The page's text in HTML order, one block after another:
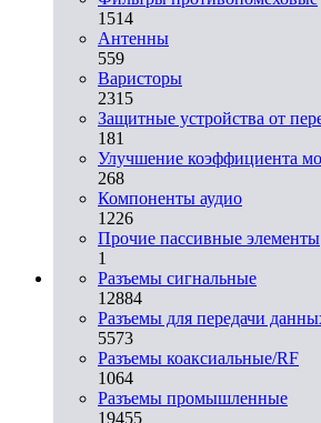
1514
Антенны
559
Варисторы
2315
Защитные устройства от
181
Улучшение коэффициента
268
Компоненты аудио
1226
Прочие пассивные элементы
1
Разъeмы сигнальные
12884
Разъeмы для передачи
5573
Разъeмы коаксиальные/RF
1064
Разъeмы промышленные
19455